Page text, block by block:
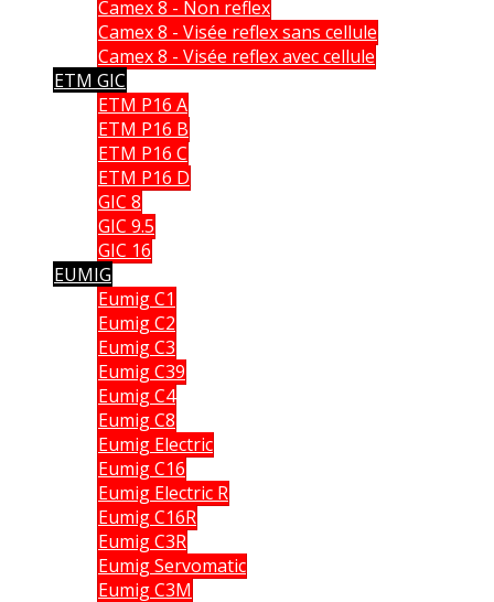
Camex 8 - Non reflex
Camex 8 - Visée reflex sans cellule
Camex 8 - Visée reflex avec cellule
ETM GIC
ETM P16 A
ETM P16 B
ETM P16 C
ETM P16 D
GIC 8
GIC 9.5
GIC 16
EUMIG
Eumig C1
Eumig C2
Eumig C3
Eumig C39
Eumig C4
Eumig C8
Eumig Electric
Eumig C16
Eumig Electric R
Eumig C16R
Eumig C3R
Eumig Servomatic
Eumig C3M